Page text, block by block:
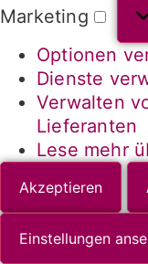
Marketing
Optionen
Dienste
Verwalten
Lieferanten
Lese mehr
Akzeptieren
Einstellungen